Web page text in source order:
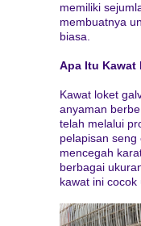
memiliki
membuatnya
biasa.
Apa Itu Kawat
Kawat loket
anyaman
telah melalui
pelapisan
mencegah
berbagai
kawat ini cocok